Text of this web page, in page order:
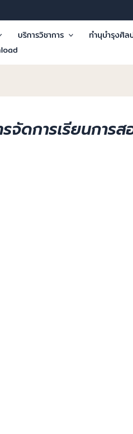
บริการวิชาการ
ทำนุบำรุงศิ
จัดการเรียนการ